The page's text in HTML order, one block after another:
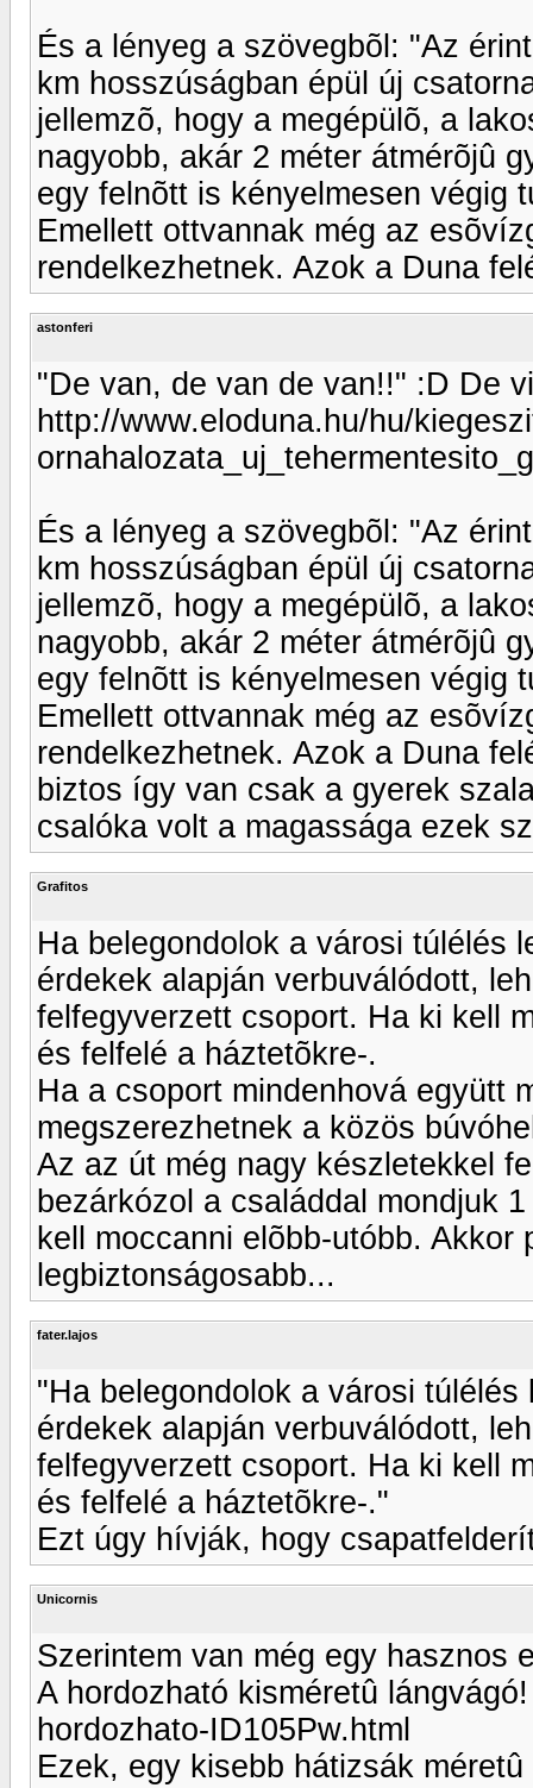
És a lényeg a szövegbõl: "Az
km hosszúságban épül új
jellemzõ, hogy a megépülõ, a
nagyobb, akár 2 méter átmérõjû
egy felnõtt is kényelmesen végig
Emellett ottvannak még az
rendelkezhetnek. Azok a Duna
astonferi
"De van, de van de van!!" :D De
http://www.eloduna.hu/hu/
És a lényeg a szövegbõl: "Az
km hosszúságban épül új
jellemzõ, hogy a megépülõ, a
nagyobb, akár 2 méter átmérõjû
egy felnõtt is kényelmesen végig
Emellett ottvannak még az
rendelkezhetnek. Azok a Duna
biztos így van csak a gyerek
csalóka volt a magassága ezek
Grafitos
Ha belegondolok a városi túlélés
érdekek alapján verbuválódott,
felfegyverzett csoport. Ha ki kell
és felfelé a háztetõkre-.
Ha a csoport mindenhová együtt
megszerezhetnek a közös
Az az út még nagy készletekkel
bezárkózol a családdal mondjuk
kell moccanni elõbb-utóbb.
legbiztonságosabb...
fater.lajos
"Ha belegondolok a városi
érdekek alapján verbuválódott,
felfegyverzett csoport. Ha ki kell
és felfelé a háztetõkre-."
Ezt úgy hívják, hogy
Unicornis
Szerintem van még egy hasznos
A hordozható kisméretû
hordozhato-ID105Pw.html
Ezek, egy kisebb hátizsák